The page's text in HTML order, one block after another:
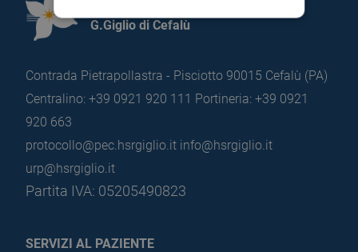
G.Giglio di Cefalù
Contrada Pietrapollastra - Pisciotto 90015 Cefalù (PA)
Centralino: +39 0921 920 111 Portineria: +39 0921
920 663
protocollo@pec.hsrgiglio.it info@hsrgiglio.it
urp@hsrgiglio.it
Partita IVA: 05205490823
SERVIZI AL PAZIENTE